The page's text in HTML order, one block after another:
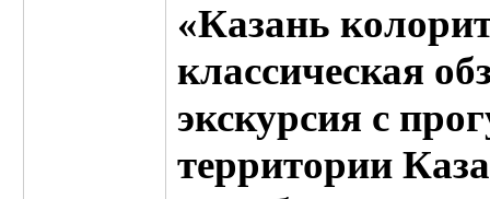
«Казань
классическая
экскурсия с
территории